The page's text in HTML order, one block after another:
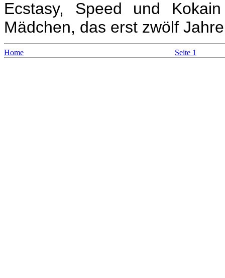
Ecstasy, Speed und
Mädchen, das erst zwölf
Home Seite 1